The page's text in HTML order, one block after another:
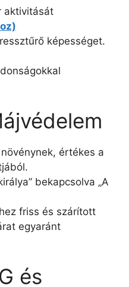
aktivitását
képességet.
értékes a
bekapcsolva „A
friss és szárított
egyaránt
és